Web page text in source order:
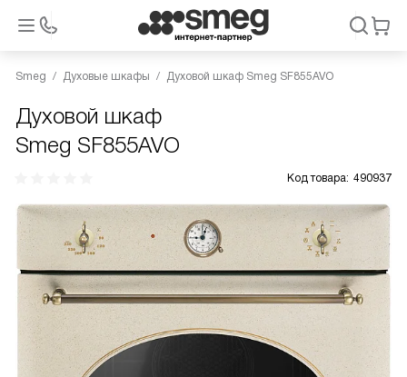
Smeg Духовые шкафы Духовой шкаф Smeg SF855AVO
Духовой шкаф
Smeg SF855AVO
Код товара: 490937